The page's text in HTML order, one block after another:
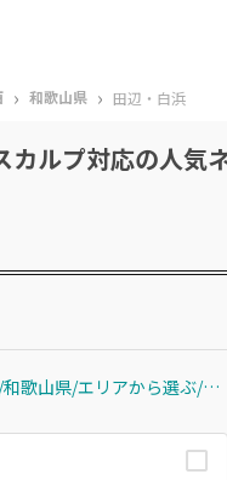
› 和歌山県 › 田辺・白浜
カルプ対応の人気
関西/和歌山県/エリアから選ぶ/田辺・白浜